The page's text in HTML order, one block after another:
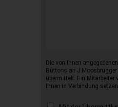
Die von Ihnen
Buttons an
übermittelt. Ein Mitarbeiter
Ihnen in Verbindung